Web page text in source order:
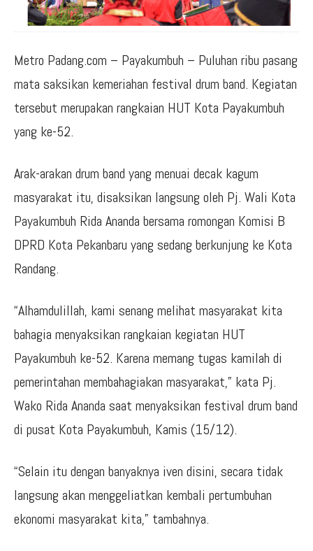
Metro Padang.com – Payakumbuh – Puluhan ribu pasang
mata saksikan kemeriahan festival drum band. Kegiatan
tersebut merupakan rangkaian HUT Kota Payakumbuh
yang ke-52.
Arak-arakan drum band yang menuai decak kagum
masyarakat itu, disaksikan langsung oleh Pj. Wali Kota
Payakumbuh Rida Ananda bersama romongan Komisi B
DPRD Kota Pekanbaru yang sedang berkunjung ke Kota
Randang.
“Alhamdulillah, kami senang melihat masyarakat kita
bahagia menyaksikan rangkaian kegiatan HUT
Payakumbuh ke-52. Karena memang tugas kamilah di
pemerintahan membahagiakan masyarakat,” kata Pj.
Wako Rida Ananda saat menyaksikan festival drum band
di pusat Kota Payakumbuh, Kamis (15/12).
“Selain itu dengan banyaknya iven disini, secara tidak
langsung akan menggeliatkan kembali pertumbuhan
ekonomi masyarakat kita,” tambahnya.